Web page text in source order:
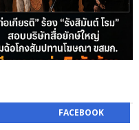
FACEBOOK